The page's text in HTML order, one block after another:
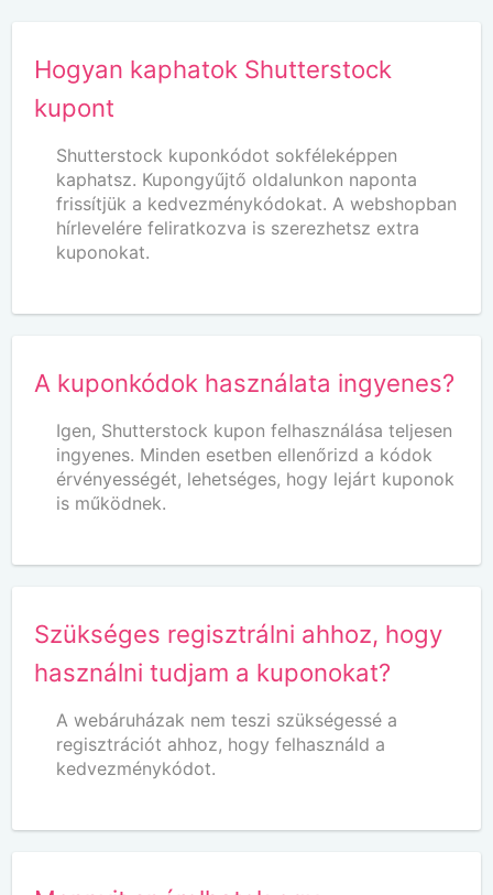
Hogyan kaphatok Shutterstock
kupont
Shutterstock kuponkódot sokféleképpen
kaphatsz. Kupongyűjtő oldalunkon naponta
frissítjük a kedvezménykódokat. A webshopban
hírlevelére feliratkozva is szerezhetsz extra
kuponokat.
A kuponkódok használata ingyenes?
Igen, Shutterstock kupon felhasználása teljesen
ingyenes. Minden esetben ellenőrizd a kódok
érvényességét, lehetséges, hogy lejárt kuponok
is működnek.
Szükséges regisztrálni ahhoz, hogy
használni tudjam a kuponokat?
A webáruházak nem teszi szükségessé a
regisztrációt ahhoz, hogy felhasználd a
kedvezménykódot.